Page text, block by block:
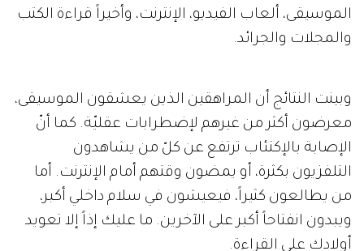
الموسيقى، ألعاب الفيديو، الإنترنت، وأخيراً قراءة الكتب
والمجلات والجرائد.
وبينت النتائج أن المراهقين الذين يعشقون الموسيقى،
معرضون أكثر من غيرهم لإضطرابات عقليّة. كما أنّ
الإصابة بالإكتئاب ترتفع عن كلّ من يشاهدون
التلفزيون بكثرة، أو يمضون وقتهم أمام الإنترنت. أما
من يطالعون كثيراً، فيعيشون في سلام داخلي أكبر،
ويبدون انفتاحاً أكبر على الآخرين. ما عليك إذاً إلا تعويد
أولادك على القراءة.